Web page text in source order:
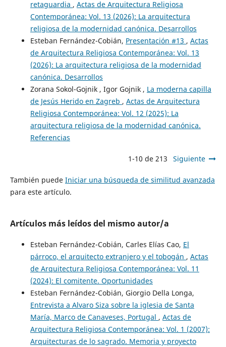
retaguardia , Actas de Arquitectura Religiosa
Contemporánea: Vol. 13 (2026): La arquitectura
religiosa de la modernidad canónica. Desarrollos
Esteban Fernández-Cobián, Presentación #13 , Actas
de Arquitectura Religiosa Contemporánea: Vol. 13
(2026): La arquitectura religiosa de la modernidad
canónica. Desarrollos
Zorana Sokol-Gojnik , Igor Gojnik , La moderna capilla
de Jesús Herido en Zagreb , Actas de Arquitectura
Religiosa Contemporánea: Vol. 12 (2025): La
arquitectura religiosa de la modernidad canónica.
Referencias
1-10 de 213 Siguiente
También puede Iniciar una búsqueda de similitud avanzada
para este artículo.
Artículos más leídos del mismo autor/a
Esteban Fernández-Cobián, Carles Elías Cao, El
párroco, el arquitecto extranjero y el tobogán , Actas
de Arquitectura Religiosa Contemporánea: Vol. 11
(2024): El comitente. Oportunidades
Esteban Fernández-Cobián, Giorgio Della Longa,
Entrevista a Alvaro Siza sobre la iglesia de Santa
María, Marco de Canaveses, Portugal , Actas de
Arquitectura Religiosa Contemporánea: Vol. 1 (2007):
Arquitecturas de lo sagrado. Memoria y proyecto